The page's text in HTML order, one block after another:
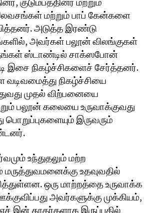
மற்றும் பாப் கேன்களை
அடுத்த இரண்டு
அவர்கள் பலூன் விலங்குகள்
ஸ்டாண்டில் சாக்ஸபோன்
இசை நிகழ்ச்சிகளைச் சேர்த்தனர்.
வடிவமைத்து நிகழ்ச்சியை
முதல் விற்பனையை
பலூன் கலையை உருவாக்குவது
இருவரும்
உந்துதலும் மற்ற
உதவுவதில்
ஒரு மாற்றத்தை உருவாக்க
அவர்களுக்கு முக்கியம்,